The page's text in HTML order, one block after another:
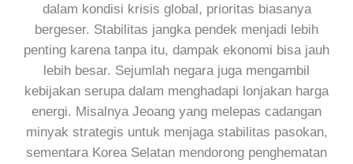
dalam kondisi krisis global, prioritas biasanya
bergeser. Stabilitas jangka pendek menjadi lebih
penting karena tanpa itu, dampak ekonomi bisa jauh
lebih besar. Sejumlah negara juga mengambil
kebijakan serupa dalam menghadapi lonjakan harga
energi. Misalnya Jeoang yang melepas cadangan
minyak strategis untuk menjaga stabilitas pasokan,
sementara Korea Selatan mendorong penghematan